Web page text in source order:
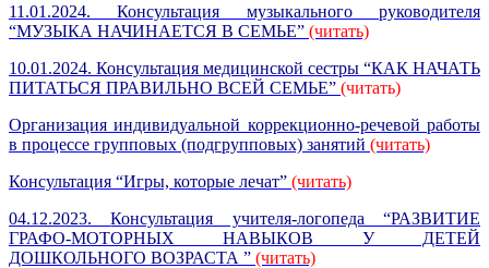
11.01.2024. Консультация музыкального руководителя
“МУЗЫКА НАЧИНАЕТСЯ В СЕМЬЕ” (читать)
10.01.2024. Консультация медицинской сестры “КАК НАЧАТЬ
ПИТАТЬСЯ ПРАВИЛЬНО ВСЕЙ СЕМЬЕ” (читать)
Организация индивидуальной коррекционно-речевой работы
в процессе групповых (подгрупповых) занятий (читать)
Консультация “Игры, которые лечат” (читать)
04.12.2023.
Консультация учителя-логопеда “РАЗВИТИЕ
ГРАФО-МОТОРНЫХ НАВЫКОВ У ДЕТЕЙ
ДОШКОЛЬНОГО ВОЗРАСТА ” (читать)